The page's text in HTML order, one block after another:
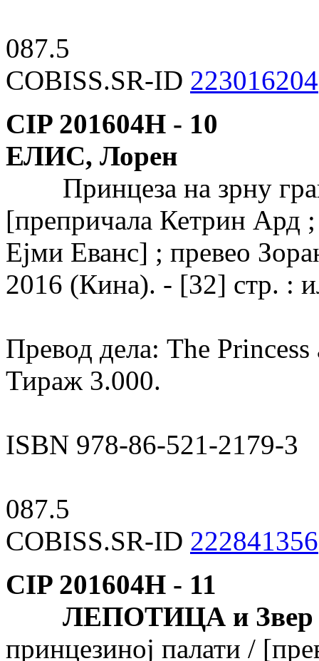
087.5
COBISS.SR-ID 223016204
CIP 201604Н - 10
ЕЛИС, Лорен
Принцеза на зрну
[препричала Кетрин Ард
Ејми Еванс] ; превео
2016 (Кина). - [32] стр. :
Превод дела: The
Тираж 3.000.
ISBN 978-86-521-2179-3
087.5
COBISS.SR-ID 222841356
CIP 201604Н - 11
ЛЕПОТИЦА и Звер
принцезиној палати /